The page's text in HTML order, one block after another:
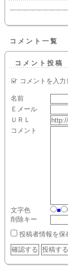
コメント一覧
コメント投稿
コメントを入力
名前
Ｅメール
ＵＲＬ
コメント
文字色 ■
削除キー
投稿者情報を保